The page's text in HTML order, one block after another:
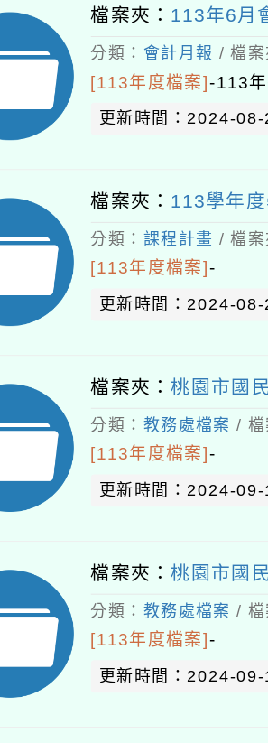
檔案夾： 113年6月
分類： 會計月報 / 檔案
[113年度檔案]-113
更新時間：2024-
檔案夾： 113學年
分類： 課程計畫 / 檔案
[113年度檔案]-
更新時間：2024-
檔案夾：桃園市國
分類： 教務處檔案 / 檔
[113年度檔案]-
更新時間：2024-
檔案夾：桃園市國
分類： 教務處檔案 / 檔
[113年度檔案]-
更新時間：2024-